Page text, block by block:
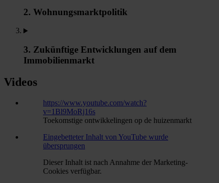
2. Wohnungsmarktpolitik
3. Zukünftige Entwicklungen auf dem
Immobilienmarkt
Videos
https://www.youtube.com/watch?
v=1Bl9MoRj16s
Toekomstige ontwikkelingen op de huizenmarkt
Eingebetteter Inhalt von YouTube wurde
übersprungen
Dieser Inhalt ist nach Annahme der Marketing-
Cookies verfügbar.